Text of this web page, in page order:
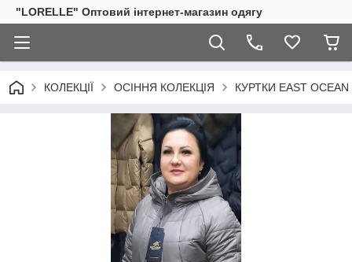
"LORELLE" Оптовий інтернет-магазин одягу
КОЛЕКЦІЇ ОСІННЯ КОЛЕКЦІЯ КУРТКИ EAST OCEAN